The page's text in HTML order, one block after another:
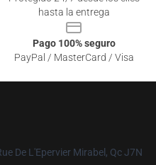
hasta la entrega
Pago 100% seguro
PayPal / MasterCard / Visa
De L'Epervier Mirabel, Qc J7N